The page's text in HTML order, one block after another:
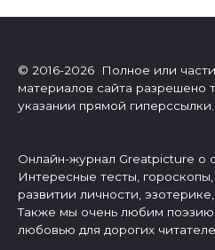
© 2016-2026 Полное или
материалов сайта разрешено
указании прямой гиперссылки.
Онлайн-журнал Greatpicture о
Интересные тесты,
развитии личности,
Также мы очень любим
любовью для дорогих